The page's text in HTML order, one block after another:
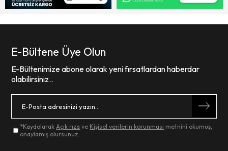
E-Bültene Üye Olun
E-Bültenimize abone olarak yeni fırsatlardan haberdar
olabilirsiniz..
*KaydolarakAçık rıza ve Kişisel verilerin korunması metnini okumuş,
onaylamış olursunuz.